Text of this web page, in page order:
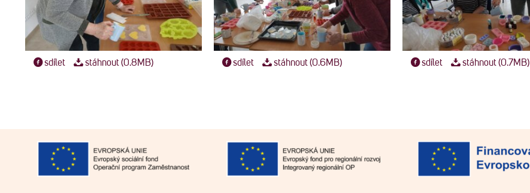
sdílet stáhnout (0.8MB) sdílet stáhnout (0.6MB) sdílet stáhnout (0.7MB)